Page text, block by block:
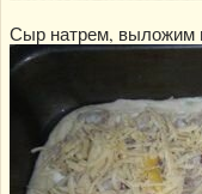
Сыр натрем, выложим